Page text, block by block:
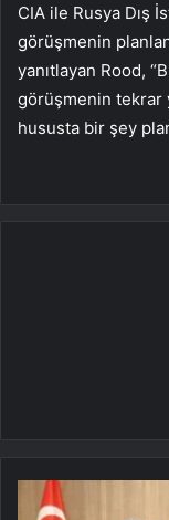
CIA ile Rusya Dış
görüşmenin
yanıtlayan Rood,
görüşmenin tekrar
hususta bir şey